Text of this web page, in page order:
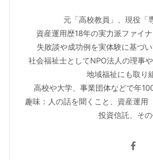
元「高校教員」、現役「
資産運用歴18年の実力派ファイ
失敗談や成功例を実体験に基づい
社会福祉士としてNPO法人の理事
地域福祉にも取り
高校や大学、事業団体などで年
趣味：人の話を聞くこと、資産運用
投資信託、その